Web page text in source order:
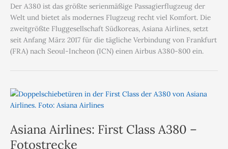
Der A380 ist das größte serienmäßige Passagierflugzeug der
Welt und bietet als modernes Flugzeug recht viel Komfort. Die
zweitgrößte Fluggesellschaft Südkoreas, Asiana Airlines, setzt
seit Anfang März 2017 für die tägliche Verbindung von Frankfurt
(FRA) nach Seoul-Incheon (ICN) einen Airbus A380-800 ein.
Asiana Airlines: First Class A380 –
Fotostrecke